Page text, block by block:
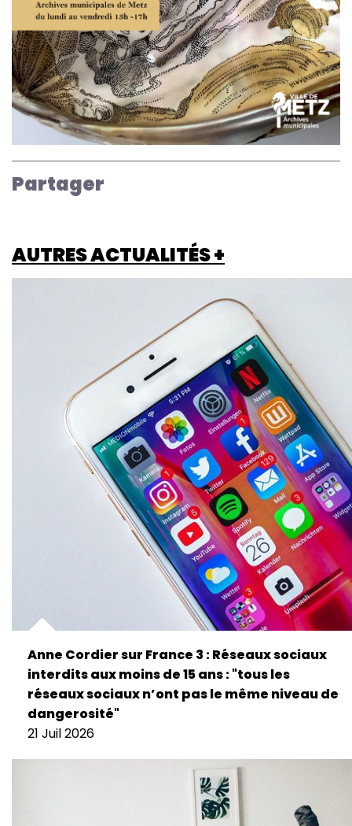
Partager
AUTRES ACTUALITÉS +
Anne Cordier sur France 3 : Réseaux sociaux
interdits aux moins de 15 ans : "tous les
réseaux sociaux n’ont pas le même niveau de
dangerosité"
21 Juil 2026